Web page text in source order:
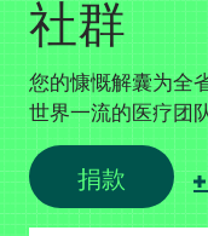
社群
您的慷慨解囊为全
世界一流的医疗团
捐款